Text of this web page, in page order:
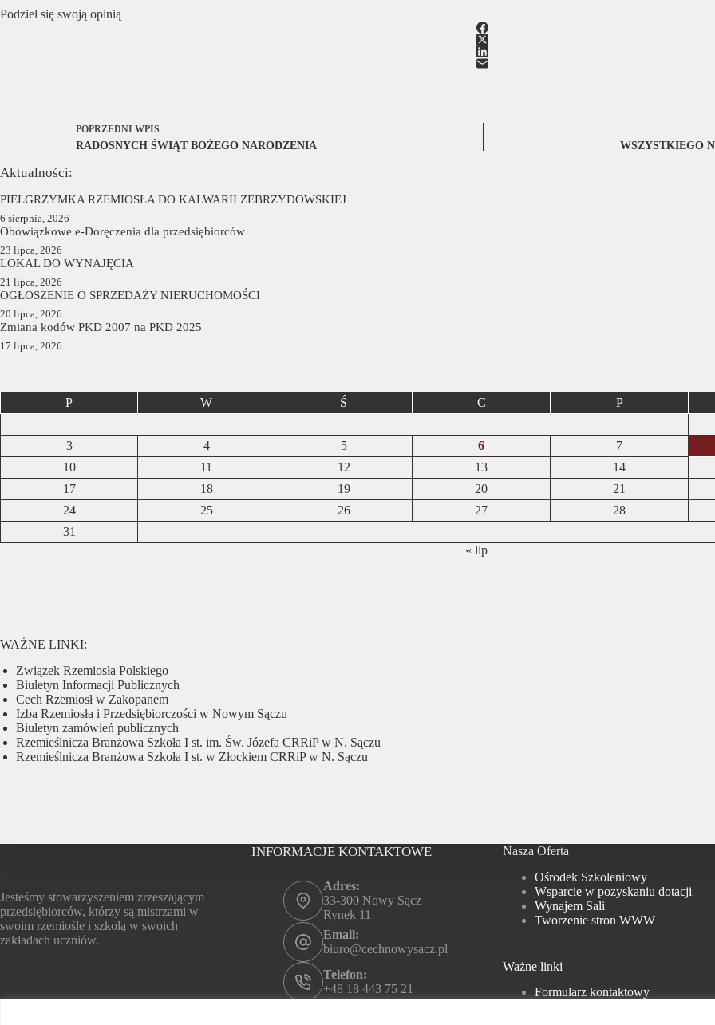
Podziel się swoją opinią
POPRZEDNI WPIS
RADOSNYCH ŚWIĄT BOŻEGO NARODZENIA WSZYSTKIEGO
Aktualności:
PIELGRZYMKA RZEMIOSŁA DO KALWARII ZEBRZYDOWSKIEJ
6 sierpnia, 2026
Obowiązkowe e-Doręczenia dla przedsiębiorców
23 lipca, 2026
LOKAL DO WYNAJĘCIA
21 lipca, 2026
OGŁOSZENIE O SPRZEDAŻY NIERUCHOMOŚCI
20 lipca, 2026
Zmiana kodów PKD 2007 na PKD 2025
17 lipca, 2026
P W Ś C P
3
4 5 6 7
10
11 12 13 14
17
18 19 20 21
24
25 26 27 28
31
« lip
WAŻNE LINKI:
Związek Rzemiosła Polskiego
Biuletyn Informacji Publicznych
Cech Rzemiosł w Zakopanem
Izba Rzemiosła i Przedsiębiorczości w Nowym Sączu
Biuletyn zamówień publicznych
Rzemieślnicza Branżowa Szkoła I st. im. Św. Józefa CRRiP w N. Sączu
Rzemieślnicza Branżowa Szkoła I st. w Złockiem CRRiP w N. Sączu
Jesteśmy stowarzyszeniem zrzeszającym
przedsiębiorców, którzy są mistrzami w
swoim rzemiośle i szkolą w swoich
zakładach uczniów.
INFORMACJE KONTAKTOWE
Adres:
33-300 Nowy Sącz
Rynek 11
Email:
biuro@cechnowysacz.pl
Telefon:
+48 18 443 75 21
Nasza Oferta
Ośrodek Szkoleniowy
Wsparcie w pozyskaniu dotacji
Wynajem Sali
Tworzenie stron WWW
Ważne linki
Formularz kontaktowy